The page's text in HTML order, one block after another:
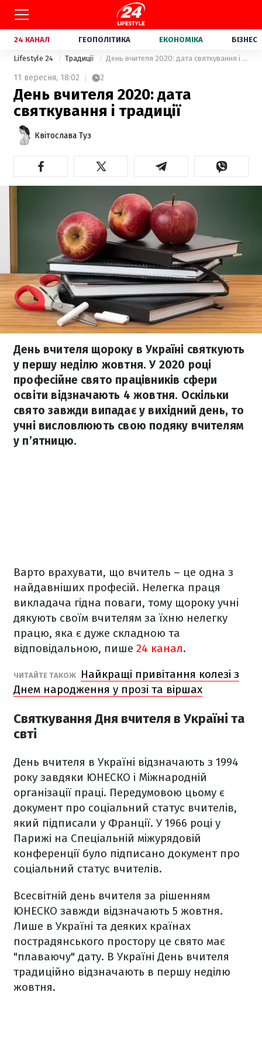
24 КАНАЛ ГЕОПОЛІТИКА ЕКОНОМІКА БІЗНЕС
Lifestyle 24 Традиції День вчителя 2020: дата святкування і традиції
11 вересня, 18:02 2
День вчителя 2020: дата
святкування і традиції
Квітослава Туз
День вчителя щороку в Україні святкують
у першу неділю жовтня. У 2020 році
професійне свято працівників сфери
освіти відзначають 4 жовтня. Оскільки
свято завжди випадає у вихідний день, то
учні висловлюють свою подяку вчителям
у п’ятницю.
Варто врахувати, що вчитель – це одна з
найдавніших професій. Нелегка праця
викладача гідна поваги, тому щороку учні
дякують своїм вчителям за їхню нелегку
працю, яка є дуже складною та
відповідальною, пише 24 канал.
ЧИТАЙТЕ ТАКОЖ
Найкращі привітання колезі з
Днем народження у прозі та віршах
Святкування Дня вчителя в Україні та
свті
День вчителя в Україні відзначають з 1994
року завдяки ЮНЕСКО і Міжнародній
організації праці. Передумовою цьому є
документ про соціальний статус вчителів,
який підписали у Франції. У 1966 році у
Парижі на Спеціальній міжурядовій
конференції було підписано документ про
соціальний статус вчителів.
Всесвітній день вчителя за рішенням
ЮНЕСКО завжди відзначають 5 жовтня.
Лише в Україні та деяких країнах
пострадянського простору це свято має
"плаваючу" дату. В Україні День вчителя
традиційно відзначають в першу неділю
жовтня.